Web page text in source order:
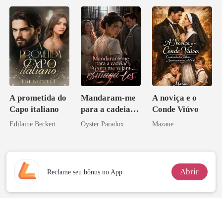
da Híbrida
A prometida do
Capo italiano
Edilaine Beckert
Mandaram-me
para a cadeia?
Agora me
Oyster Paradox
A noviça e o
Conde Viúvo
Mazane
Reclame seu bônus no App Abrir